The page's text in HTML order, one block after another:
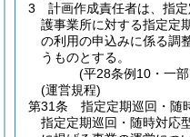
3
計画作成責任者は、指
護事業所に対する指定定
の利用の申込みに係る調
うものとする。
(平28条例10・一
(運営規程)
第31条
指定定期巡回・随
指定定期巡回・随時対応